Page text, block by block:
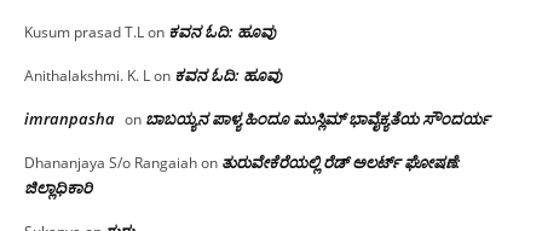
Kusum prasad T.Lon ಕವನ ಓದಿ: ಹೂವು
Anithalakshmi. K. Lon ಕವನ ಓದಿ: ಹೂವು
imranpasha on ಬಾಬಯ್ಯನ ಪಾಳ್ಯ ಹಿಂದೂ ಮುಸ್ಲಿಮ್ ಭಾವೈಕ್ಯತೆಯ ಸೌಂದರ್ಯ
Dhananjaya S/o Rangaiahon ತುರುವೇಕೆರೆಯಲ್ಲಿ ರೆಡ್ ಅಲರ್ಟ್ ಘೋಷಣೆ:
ಜಿಲ್ಲಾಧಿಕಾರಿ